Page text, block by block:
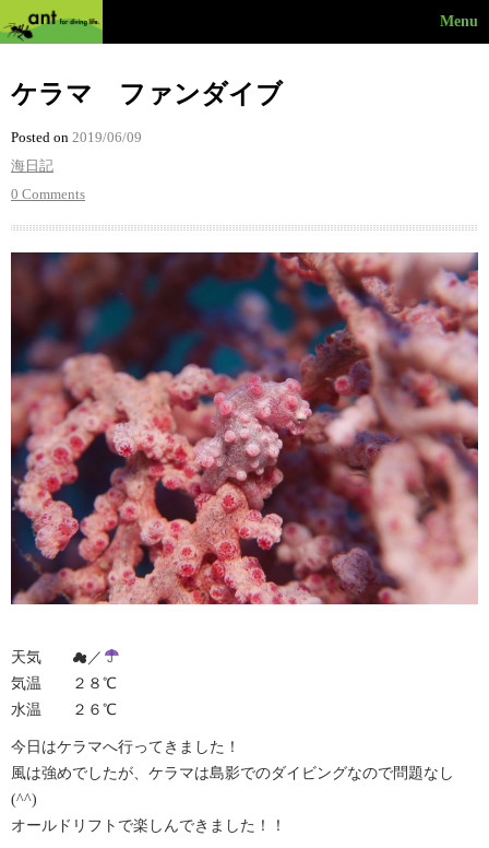
Menu
ケラマ ファンダイブ
Posted on 2019/06/09
海日記
0 Comments
天気 ☁︎／
気温 ２８℃
水温 ２６℃
今日はケラマへ行ってきました！
風は強めでしたが、ケラマは島影でのダイビングなので問題なし
(^^)
オールドリフトで楽しんできました！！